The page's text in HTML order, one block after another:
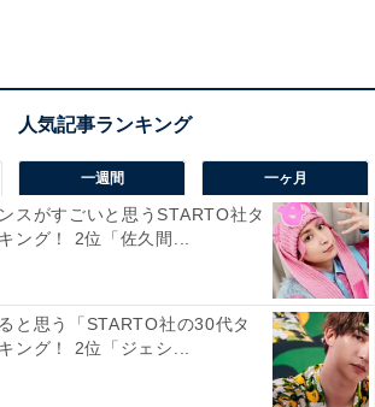
一週間 一ヶ月
スがすごいと思うSTARTO社タ
ング！ 2位「佐久間...
と思う「STARTO社の30代タ
ング！ 2位「ジェシ...